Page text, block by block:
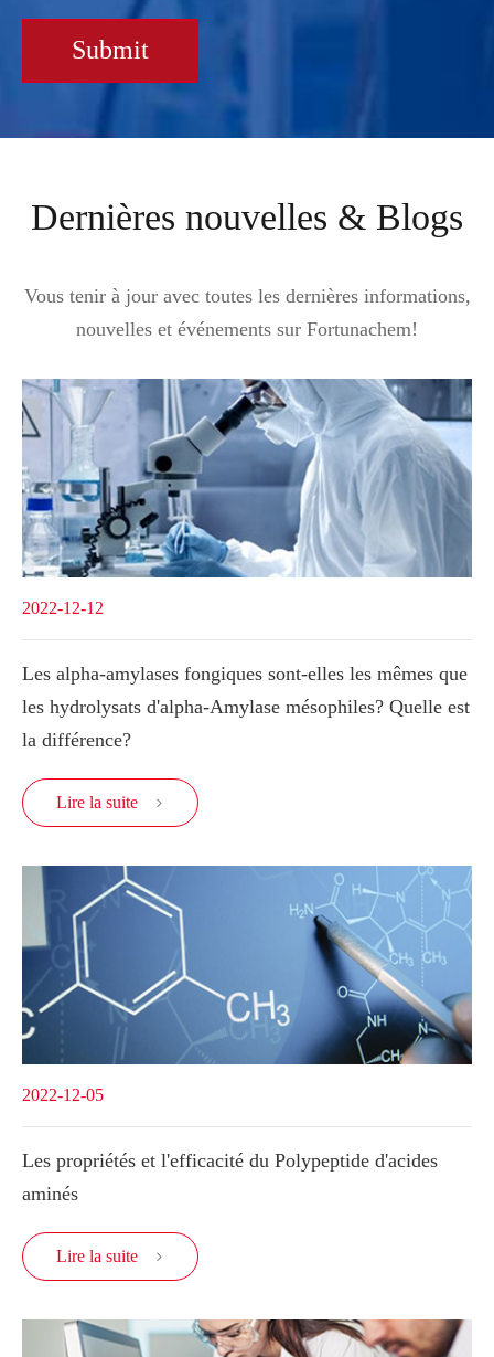
Submit
Dernières nouvelles & Blogs
Vous tenir à jour avec toutes les dernières informations,
nouvelles et événements sur Fortunachem!
2022-12-12
Les alpha-amylases fongiques sont-elles les mêmes que
les hydrolysats d'alpha-Amylase mésophiles? Quelle est
la différence?
Lire la suite 
2022-12-05
Les propriétés et l'efficacité du Polypeptide d'acides
aminés
Lire la suite 